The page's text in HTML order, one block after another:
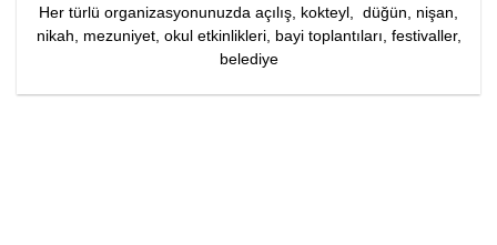
Her türlü organizasyonunuzda açılış, kokteyl, düğün, nişan,
nikah, mezuniyet, okul etkinlikleri, bayi toplantıları, festivaller,
belediye